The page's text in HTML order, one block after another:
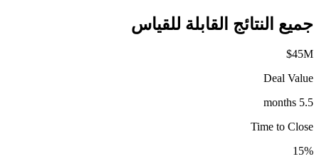
جميع النتائج القابلة للقياس
$45M
Deal Value
5.5 months
Time to Close
15%